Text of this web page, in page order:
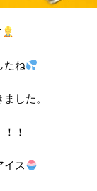
たね
した。
！
イス